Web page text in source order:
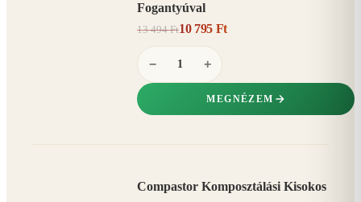
Fogantyúval
13 494 Ft10 795 Ft
− +
MEGNÉZEM
Compastor Komposztálási Kisokos